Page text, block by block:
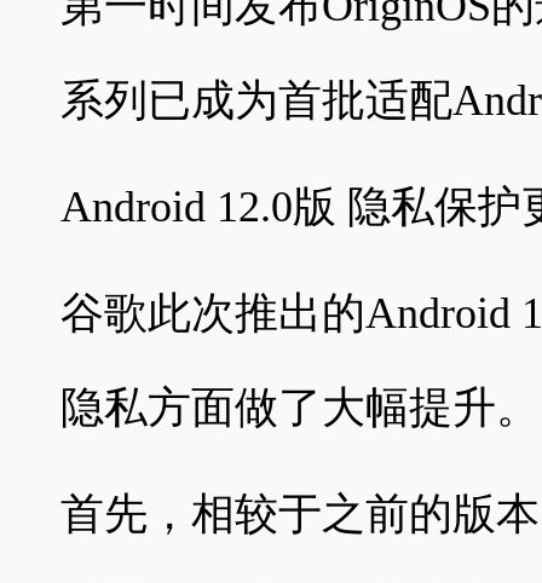
系列已成为首批适配
Android 12.0版 隐私保
谷歌此次推出的Android
隐私方面做了大幅提升。
首先，相较于之前的版